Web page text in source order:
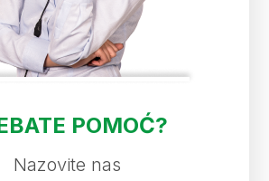
POMOĆ?
Nazovite nas